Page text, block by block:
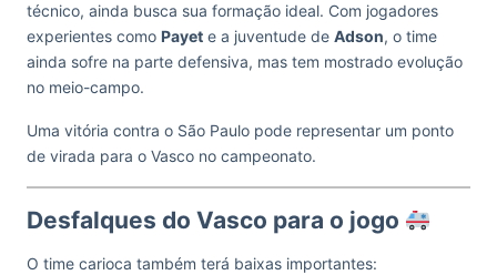
técnico, ainda busca sua formação ideal. Com jogadores
experientes como Payet e a juventude de Adson, o time
ainda sofre na parte defensiva, mas tem mostrado evolução
no meio-campo.
Uma vitória contra o São Paulo pode representar um ponto
de virada para o Vasco no campeonato.
Desfalques do Vasco para o jogo
O time carioca também terá baixas importantes: